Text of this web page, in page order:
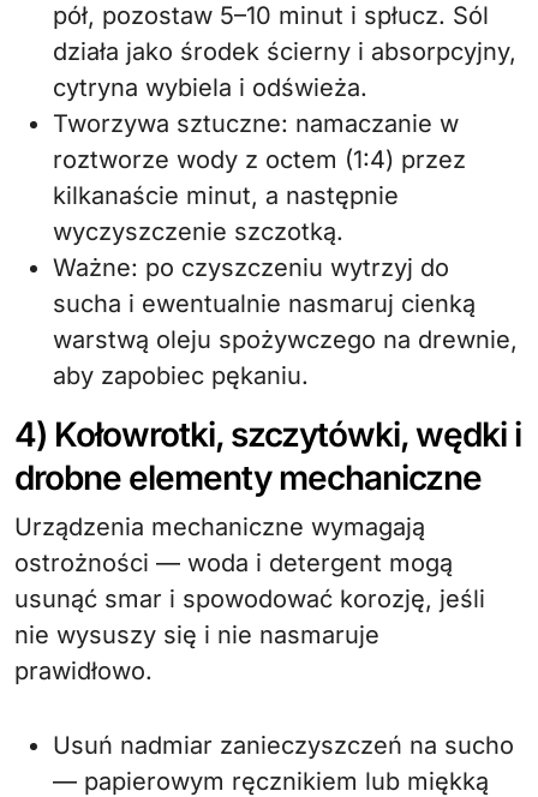
pół, pozostaw 5–10 minut i spłucz. Sól
działa jako środek ścierny i absorpcyjny,
cytryna wybiela i odświeża.
Tworzywa sztuczne: namaczanie w
roztworze wody z octem (1:4) przez
kilkanaście minut, a następnie
wyczyszczenie szczotką.
Ważne: po czyszczeniu wytrzyj do
sucha i ewentualnie nasmaruj cienką
warstwą oleju spożywczego na drewnie,
aby zapobiec pękaniu.
4) Kołowrotki, szczytówki, wędki i
drobne elementy mechaniczne
Urządzenia mechaniczne wymagają
ostrożności — woda i detergent mogą
usunąć smar i spowodować korozję, jeśli
nie wysuszy się i nie nasmaruje
prawidłowo.
Usuń nadmiar zanieczyszczeń na sucho
— papierowym ręcznikiem lub miękką